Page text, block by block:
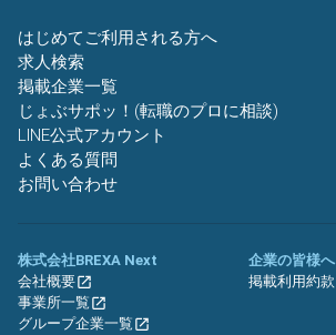
はじめてご利用される方へ
求人検索
掲載企業一覧
じょぶサポッ！(転職のプロに相談)
LINE公式アカウント
よくある質問
お問い合わせ
株式会社BREXA Next
会社概要
事業所一覧
グループ企業一覧
企業の皆様へ
掲載利用約款